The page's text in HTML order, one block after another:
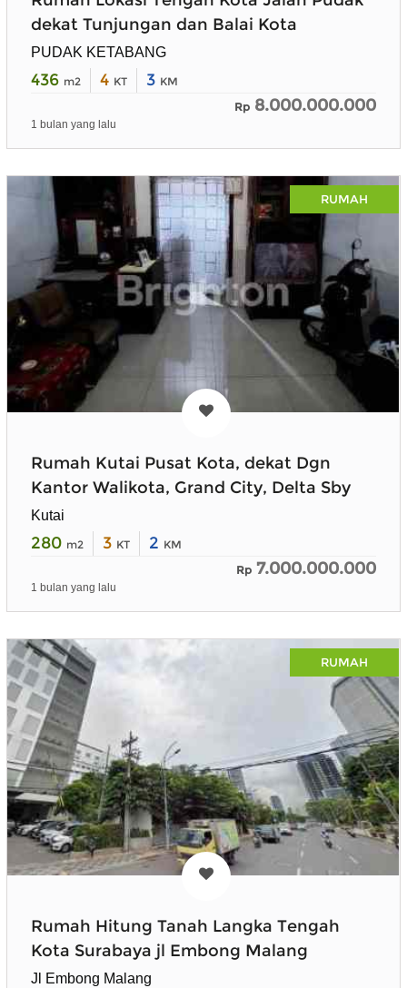
dekat Tunjungan dan Balai Kota
PUDAK KETABANG
436 m2 4 KT 3 KM
Rp 8.000.000.000
1 bulan yang lalu
RUMAH
Rumah Kutai Pusat Kota, dekat Dgn
Kantor Walikota, Grand City, Delta Sby
Kutai
280 m2 3 KT 2 KM
Rp 7.000.000.000
1 bulan yang lalu
RUMAH
Rumah Hitung Tanah Langka Tengah
Kota Surabaya jl Embong Malang
Jl Embong Malang